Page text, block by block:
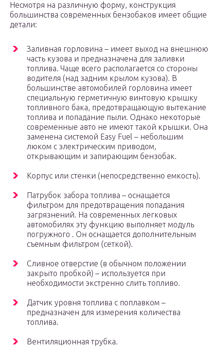
Несмотря на различную форму, конструкция
большинства современных бензобаков имеет общие
детали:
Заливная горловина – имеет выход на внешнюю
часть кузова и предназначена для заливки
топлива. Чаще всего располагается со стороны
водителя (над задним крылом кузова). В
большинстве автомобилей горловина имеет
специальную герметичную винтовую крышку
топливного бака, предотвращающую вытекание
топлива и попадание пыли. Однако некоторые
современные авто не имеют такой крышки. Она
заменена системой Easy Fuel – небольшим
люком с электрическим приводом,
открывающим и запирающим бензобак.
Корпус или стенки (непосредственно емкость).
Патрубок забора топлива – оснащается
фильтром для предотвращения попадания
загрязнений. На современных легковых
автомобилях эту функцию выполняет модуль
погружного . Он оснащается дополнительным
съемным фильтром (сеткой).
Сливное отверстие (в обычном положении
закрыто пробкой) – используется при
необходимости экстренно слить топливо.
Датчик уровня топлива с поплавком –
предназначен для измерения количества
топлива.
Вентиляционная трубка.